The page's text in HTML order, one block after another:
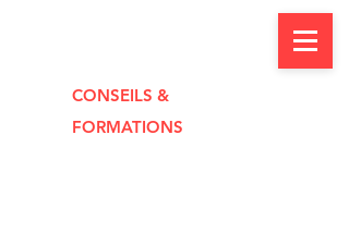
CONSEILS &
FORMATIONS